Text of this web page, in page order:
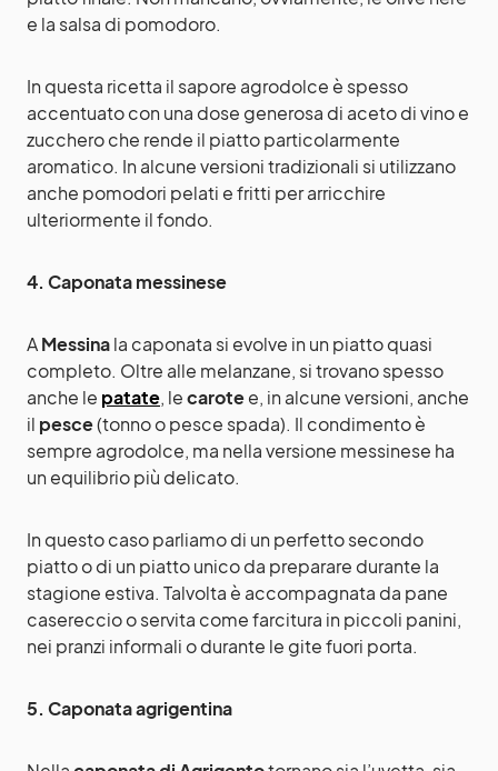
e la salsa di pomodoro.
In questa ricetta il sapore agrodolce è spesso
accentuato con una dose generosa di aceto di vino e
zucchero che rende il piatto particolarmente
aromatico. In alcune versioni tradizionali si utilizzano
anche pomodori pelati e fritti per arricchire
ulteriormente il fondo.
4. Caponata messinese
AMessinala caponata si evolve in un piatto quasi
completo. Oltre alle melanzane, si trovano spesso
anche le patate, lecarotee, in alcune versioni, anche
il pesce(tonno o pesce spada). Il condimento è
sempre agrodolce, ma nella versione messinese ha
un equilibrio più delicato.
In questo caso parliamo di un perfetto secondo
piatto o di un piatto unico da preparare durante la
stagione estiva. Talvolta è accompagnata da pane
casereccio o servita come farcitura in piccoli panini,
nei pranzi informali o durante le gite fuori porta.
5. Caponata agrigentina